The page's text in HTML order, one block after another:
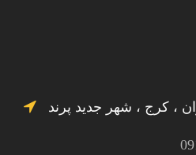
، کرج ، شهر جدید پرند